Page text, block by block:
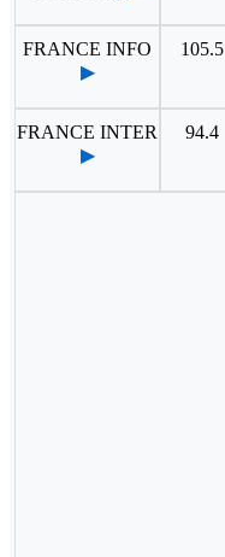
FRANCE INFO
▶
105.5
FRANCE INTER
▶
94.4